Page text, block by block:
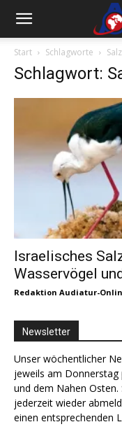
Start Schlagworte
Schlagwort:
Israelisches
Wasservögel
Redaktion Audiatur-
Newsletter
Unser wöchentlicher
jeweils am Donnerstag
und dem Nahen Osten.
jederzeit wieder
einen entsprechenden